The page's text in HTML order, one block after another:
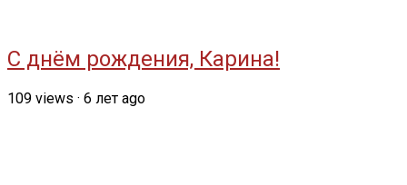
С днём рождения, Карина!
109 views · 6 лет ago